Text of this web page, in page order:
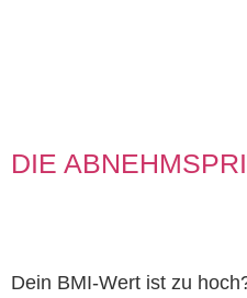
DIE
Dein BMI-Wert ist zu